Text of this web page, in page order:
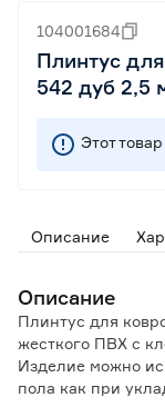
104001684
Плинтус
542 дуб 2,5
Этот
Описание
Описание
Плинтус для
жесткого ПВХ с
Изделие можно
пола как при